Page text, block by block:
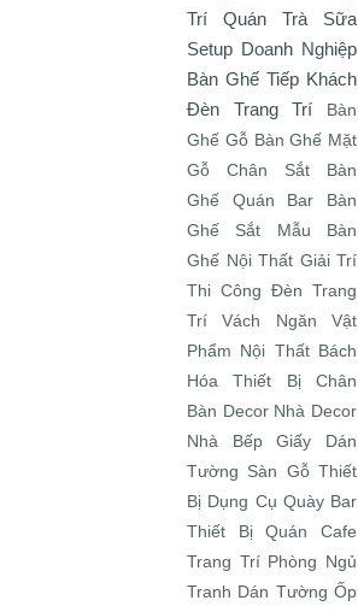
Trí Quán Trà Sữa
Setup Doanh Nghiệp
Bàn Ghế Tiếp Khách
Đèn Trang Trí
Bàn
Ghế Gỗ Bàn Ghế Mặt
Gỗ Chân Sắt
Bàn
Ghế Quán Bar
Bàn
Ghế Sắt
Mẫu Bàn
Ghế Nội Thất Giải Trí
Thi Công Đèn Trang
Trí
Vách Ngăn
Vật
Phẩm Nội Thất
Bách
Hóa Thiết Bị
Chân
Bàn Decor Nhà Decor
Nhà Bếp
Giấy Dán
Tường Sàn Gỗ Thiết
Bị Dụng Cụ Quày Bar
Thiết Bị Quán Cafe
Trang Trí Phòng Ngủ
Tranh Dán Tường Ốp